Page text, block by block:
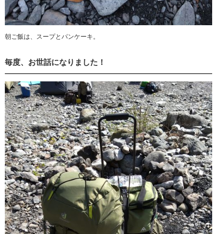
朝ご飯は、スープとパンケーキ。
毎度、お世話になりました！